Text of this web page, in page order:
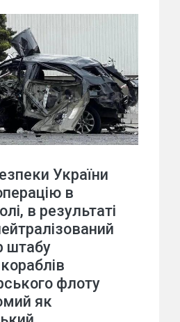
України
в
в результаті
штабу
флоту
як